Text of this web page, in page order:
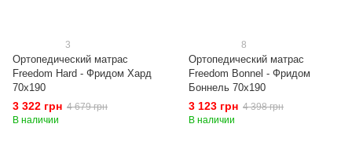
3
Ортопедический матрас
Freedom Hard - Фридом Хард
70x190
3 322 грн 4 679 грн
В наличии
8
Ортопедический матрас
Freedom Bonnel - Фридом
Боннель 70x190
3 123 грн 4 398 грн
В наличии